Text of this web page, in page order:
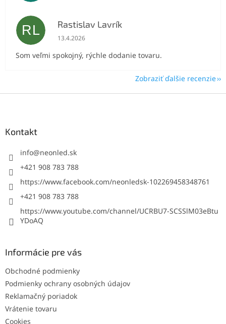
RL Rastislav Lavrík
Hodnotenie obchodu je 5 z 5 hviezdičiek.
13.4.2026
Som veľmi spokojný, rýchle dodanie tovaru.
Zobraziť ďalšie recenzie
Kontakt
info@neonled.sk
+421 908 783 788
https://www.facebook.com/neonledsk-102269458348761
+421 908 783 788
https://www.youtube.com/channel/UCRBU7-SCSSlM03eBtu
YDoAQ
Informácie pre vás
Obchodné podmienky
Podmienky ochrany osobných údajov
Reklamačný poriadok
Vrátenie tovaru
Cookies